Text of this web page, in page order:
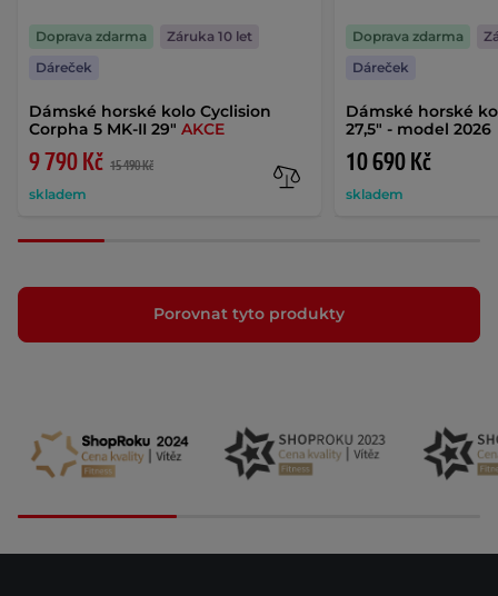
Dámské horské kolo Cyclision
Corpha 5 MK-II 29" AKCE
9 790 Kč 15 490 Kč
skladem
Doprava zdarma
Záruka 10 let
Dáreček
Dámské horské
27,5" - model 2026
10 690 Kč
skladem
Doprava zdarma
Dáreček
Porovnat tyto produkty